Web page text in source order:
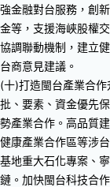
強金融對台服務，創
金等，支援海峽股權
協調聯動機制，建立
台商意見建議。
(十)打造閩台產業合
批、要素、資金優先
勢產業合作。高品質
健康產業合作區等涉
基地重大石化專案、
鏈。加快閩台科技合